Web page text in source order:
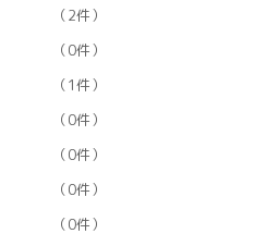
（2件）
（0件）
（1件）
（0件）
（0件）
（0件）
（0件）